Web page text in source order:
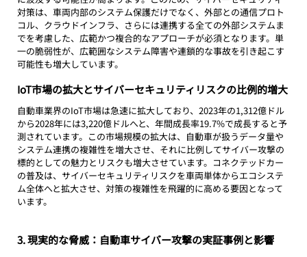
対策は、車両内部のシステム保護だけでなく、外部との通信プロト
コル、クラウドインフラ、さらには連携する全ての外部システムま
でを考慮した、広範かつ複合的なアプローチが必須となります。単
一の脆弱性が、広範囲なシステム障害や連鎖的な事故を引き起こす
可能性も増大しています。
IoT市場の拡大とサイバーセキュリティリスクの比例的増大
自動車業界のIoT市場は急速に拡大しており、2023年の1,312億ドル
から2028年には3,220億ドルへと、年間成長率19.7%で成長すると予
測されています。この市場規模の拡大は、自動車が扱うデータ量や
システム連携の複雑性を増大させ、それに比例してサイバー攻撃の
標的としての魅力とリスクも増大させています。コネクテッドカー
の普及は、サイバーセキュリティリスクを車両単体からエコシステ
ム全体へと拡大させ、対策の複雑性を飛躍的に高める要因となって
います。
3. 現実的な脅威：自動車サイバー攻撃の実証事例と影響